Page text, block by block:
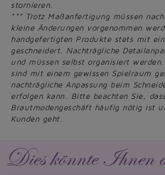
stornieren.
*** Trotz Maßanfertigung müssen
kleine Änderungen vorgenommen
handgefertigten Produkte stets mit
geschneidert. Nachträgliche
und müssen selbst organisiert
sind mit einem gewissen Spielraum
nachträgliche Anpassung beim
erfolgen kann. Bitte beachten Sie,
Brautmodengeschäft häufig nötig ist
Kunden geht.
Dies könnte Ihnen